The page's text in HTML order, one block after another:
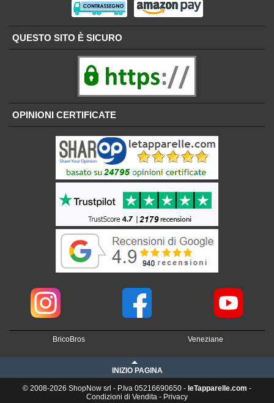
QUESTO SITO È SICURO
OPINIONI CERTIFICATE
BricoBros Veneziane
INIZIO PAGINA
© 2008-2026 ShopNow srl - P.Iva 05216690650 - leTapparelle.com -
Condizioni di Vendita - Privacy